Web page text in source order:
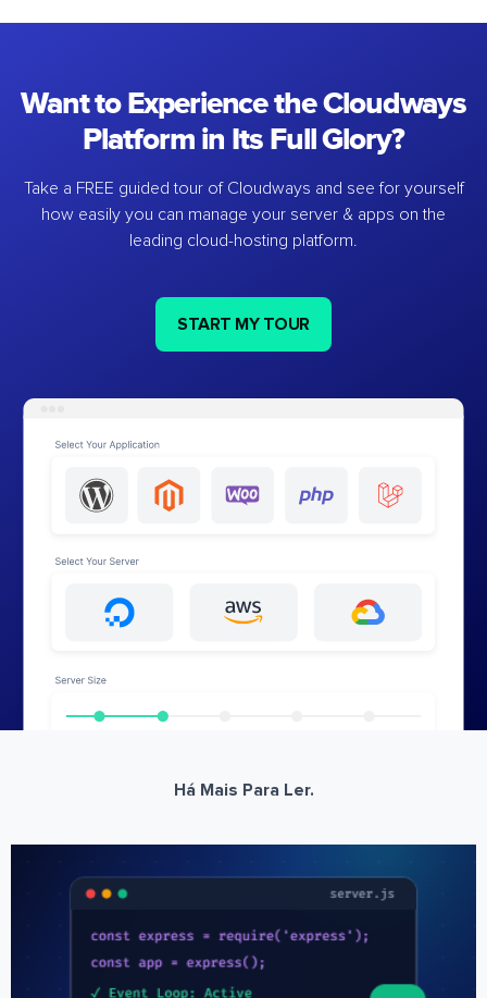
Want to Experience the Cloudways
Platform in Its Full Glory?
Take a FREE guided tour of Cloudways and see for yourself
how easily you can manage your server & apps on the
leading cloud-hosting platform.
START MY TOUR
Há Mais Para Ler.